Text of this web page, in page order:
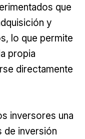
que
y
lo que permite
propia
directamente
inversores una
de inversión